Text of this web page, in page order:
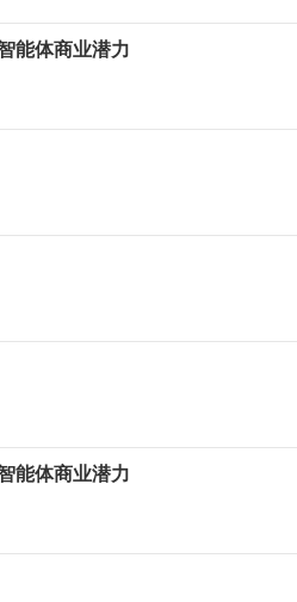
能体商业潜力
能体商业潜力